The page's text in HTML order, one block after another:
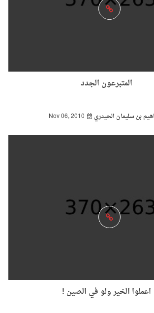
المتبرعون الجدد
بن سليمان الحيدري Nov 06, 2010
اعملوا الخير ولو في الصين !